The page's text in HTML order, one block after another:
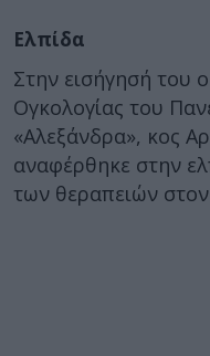
Ελπίδα
Στην εισήγησή του
Ογκολογίας του
«Αλεξάνδρα», κος
αναφέρθηκε στην
των θεραπειών